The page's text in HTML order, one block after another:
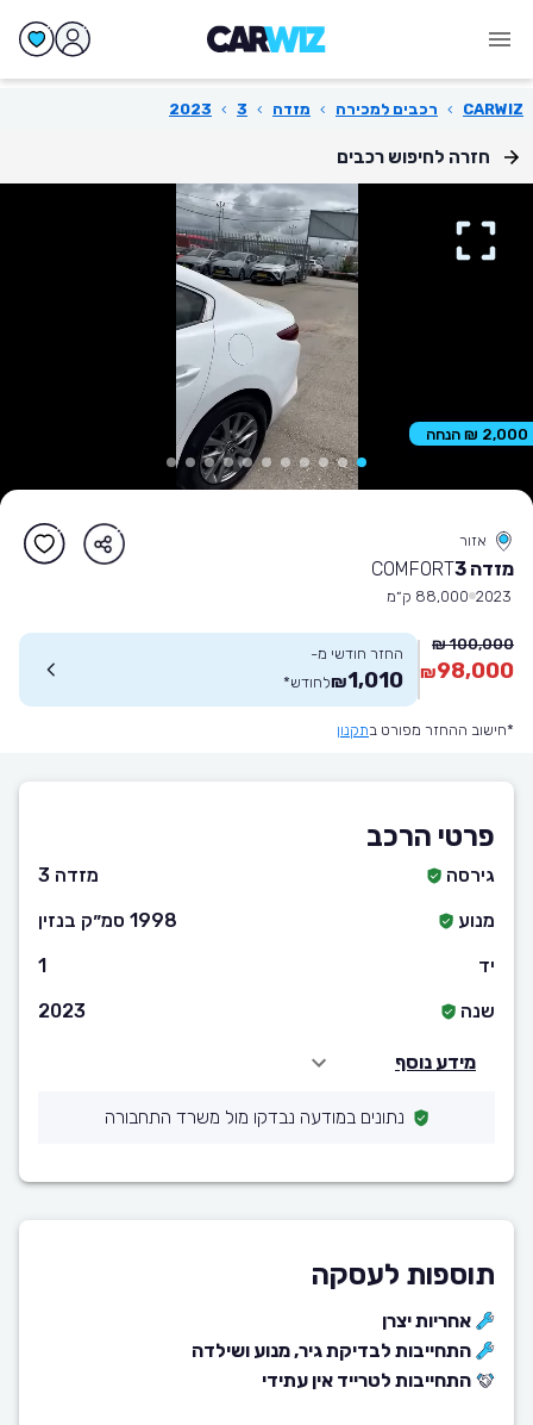
CARWIZ
› רכבים למכירה › מזדה ›
3
›
2023
חזרה לחיפוש רכבים
2,000 ₪ הנחה
אזור
מזדה 3 COMFORT
2023 88,000 ק״מ
100,000 ₪
98,000
₪
החזר חודשי מ-
1,010
₪לחודש*
*חישוב ההחזר מפורט בתקנון
פרטי הרכב
גירסה
מזדה 3
מנוע
1998 סמ״ק בנזין
יד
1
שנה
2023
מידע נוסף
נתונים במודעה נבדקו מול משרד התחבורה
תוספות לעסקה
אחריות יצרן
התחייבות לבדיקת גיר, מנוע ושילדה
התחייבות לטרייד אין עתידי